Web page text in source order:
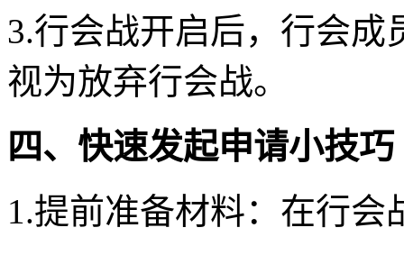
3.行会战开启后，行会
视为放弃行会战。
四、快速发起申请小技巧
1.提前准备材料：在行